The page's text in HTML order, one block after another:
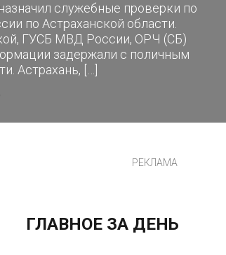
служебные проверки по
по Астраханской области.
ГУСБ МВД России, ОРЧ (СБ)
задержали с поличным
Астрахань, […]
РЕКЛАМА
ГЛАВНОЕ ЗА ДЕНЬ